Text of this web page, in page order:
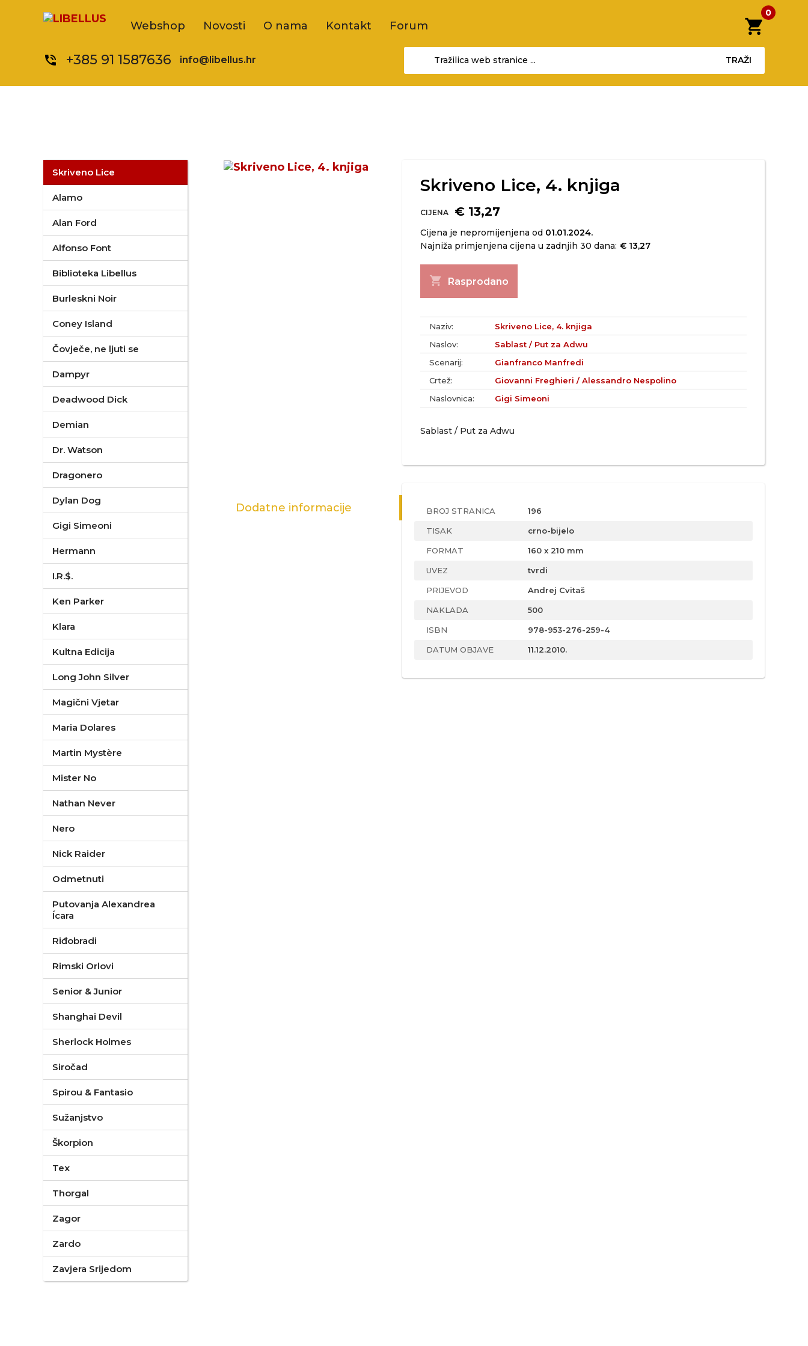
Webshop Novosti O nama Kontakt Forum shopping_cart
0
phone_in_talk +385 91 1587636 info@libellus.hr TRAŽI
Skriveno Lice
Alamo
Alan Ford
Alfonso Font
Biblioteka Libellus
Burleskni Noir
Coney Island
Čovječe, ne ljuti se
Dampyr
Deadwood Dick
Demian
Dr. Watson
Dragonero
Dylan Dog
Gigi Simeoni
Hermann
I.R.$.
Ken Parker
Klara
Kultna Edicija
Long John Silver
Magični Vjetar
Maria Dolares
Martin Mystère
Mister No
Nathan Never
Nero
Nick Raider
Odmetnuti
Putovanja Alexandrea
Ícara
Riđobradi
Rimski Orlovi
Senior & Junior
Shanghai Devil
Sherlock Holmes
Siročad
Spirou & Fantasio
Sužanjstvo
Škorpion
Tex
Thorgal
Zagor
Zardo
Zavjera Srijedom
Skriveno Lice, 4. knjiga
CIJENA € 13,27
Cijena je nepromijenjena od 01.01.2024.
Najniža primjenjena cijena u zadnjih 30 dana: € 13,27
shopping_cart Rasprodano
Naziv:
Skriveno Lice, 4. knjiga
Naslov:
Sablast / Put za Adwu
Scenarij:
Gianfranco Manfredi
Crtež:
Giovanni Freghieri / Alessandro Nespolino
Naslovnica:
Gigi Simeoni
Sablast / Put za Adwu
Dodatne informacije BROJ STRANICA 196
TISAK crno-bijelo
FORMAT 160 x 210 mm
UVEZ tvrdi
PRIJEVOD Andrej Cvitaš
NAKLADA 500
ISBN 978-953-276-259-4
DATUM OBJAVE 11.12.2010.